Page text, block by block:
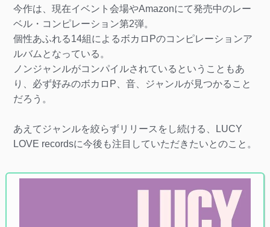
今作は、現在イベント会場やAmazonにて発売中のレー
ベル・コンピレーション第2弾。
個性あふれる14組によるボカロPのコンピレーションア
ルバムとなっている。
ノンジャンルがコンパイルされているということもあ
り、必ず好みのボカロP、音、ジャンルが見つかること
だろう。
あえてジャンルを絞らずリリースをし続ける、LUCY
LOVE recordsに今後も注目していただきたいとのこと。